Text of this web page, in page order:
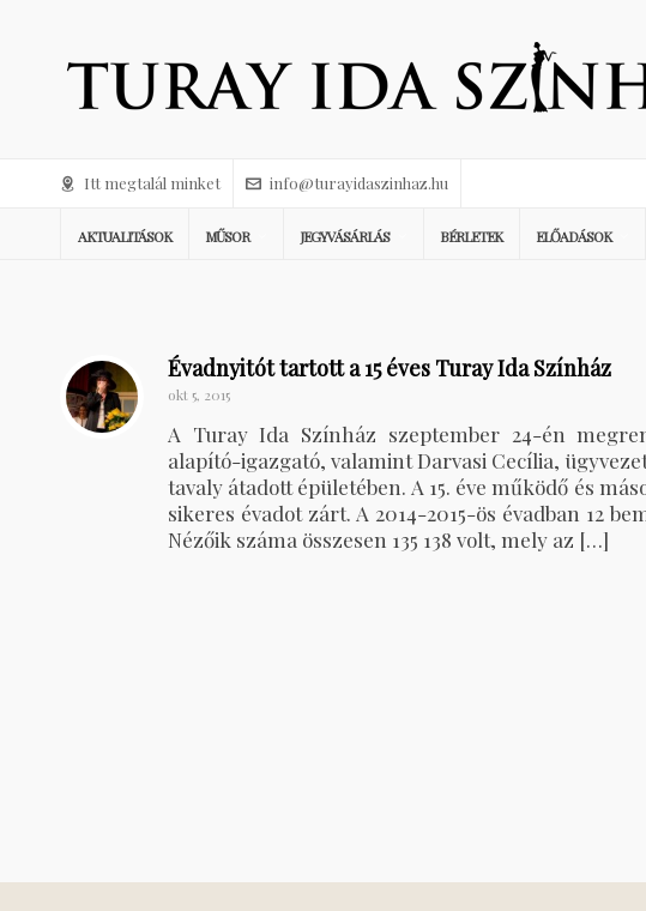
Itt megtalál minket info@turayidaszinhaz.hu
AKTUALITÁSOK MŰSOR JEGYVÁSÁRLÁS BÉRLETEK ELŐADÁSOK
Évadnyitót tartott a 15 éves Turay Ida Színház
okt 5, 2015
A Turay Ida Színház szeptember 24-én
alapító-igazgató, valamint Darvasi Cecília,
tavaly átadott épületében. A 15. éve működő és
sikeres évadot zárt. A 2014-2015-ös évadban 12
Nézőik száma összesen 135 138 volt, mely az […]